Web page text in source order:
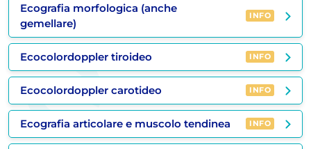
Ecografia morfologica (anche
gemellare)
INFO
Ecocolordoppler tiroideo INFO
Ecocolordoppler carotideo INFO
Ecografia articolare e muscolo tendinea INFO